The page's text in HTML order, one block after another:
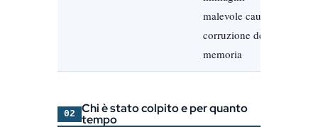
malevole causa
corruzione della
memoria
02 Chi è stato colpito e per quanto
tempo